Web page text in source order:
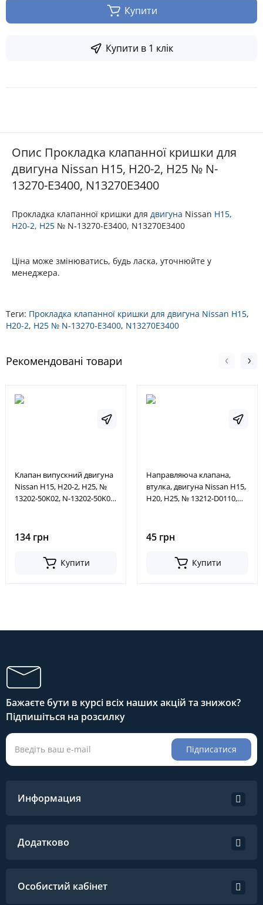
Купити
Купити в 1 клік
Опис Прокладка клапанної кришки для
двигуна Nissan H15, H20-2, H25 № N-
13270-E3400, N13270E3400
Прокладка клапанної кришки для двигуна Nissan H15,
H20-2, H25 № N-13270-E3400, N13270E3400
Ціна може змінюватись, будь ласка, уточнюйте у
менеджера.
Теги: Прокладка клапанної кришки для двигуна Nissan H15,
H20-2, H25 № N-13270-E3400, N13270E3400
Рекомендовані товари
Клапан випускний двигуна
Nissan H15, H20-2, H25, №
13202-50K02, N-13202-50K02,
134 грн
Купити
Направляюча клапана,
втулка, двигуна Nissan H15,
H20, H25, № 13212-D0110,
45 грн
Купити
Бажаєте бути в курсі всіх наших акцій та знижок?
Підпишіться на розсилку
Підписатися
Информация
Додатково
Особистий кабінет